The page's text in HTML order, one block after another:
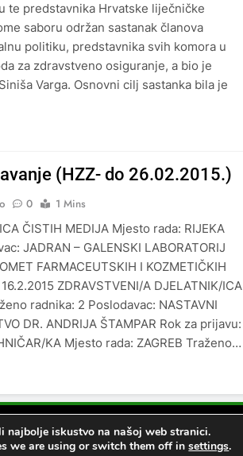
te predstavnika Hrvatske liječničke
saboru održan sastanak članova
politiku, predstavnika svih komora u
za zdravstveno osiguranje, a bio je
Varga. Osnovni cilj sastanka bila je
(HZZ- do 26.02.2015.)
0
1 Mins
ČISTIH MEDIJA Mjesto rada: RIJEKA
JADRAN – GALENSKI LABORATORIJ
FARMACEUTSKIH I KOZMETIČKIH
ZDRAVSTVENI/A DJELATNIK/ICA
radnika: 2 Poslodavac: NASTAVNI
DR. ANDRIJA ŠTAMPAR Rok za prijavu:
KA Mjesto rada: ZAGREB Traženo…
Theme 2026. Powered ByBlazeThemes
najbolje iskustvo na našoj web stranici.
we are using or switch them off insettings.